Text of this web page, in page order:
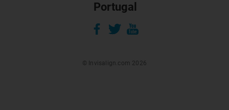
Portugal
© Invisalign.com 2026